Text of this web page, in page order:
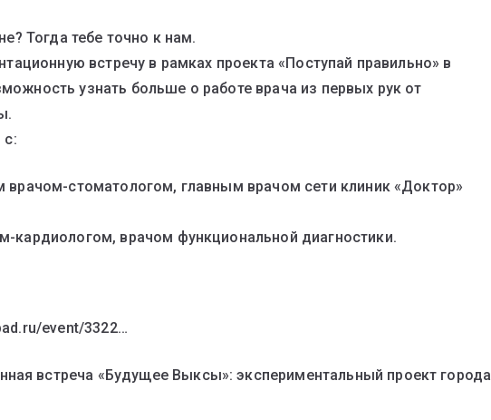
Тогда тебе точно к нам.
встречу в рамках проекта «Поступай правильно» в
узнать больше о работе врача из первых рук от
с:
врачом-стоматологом, главным врачом сети клиник «Доктор»
кардиологом, врачом функциональной диагностики.
event/3322…
встреча «Будущее Выксы»: экспериментальный проект города